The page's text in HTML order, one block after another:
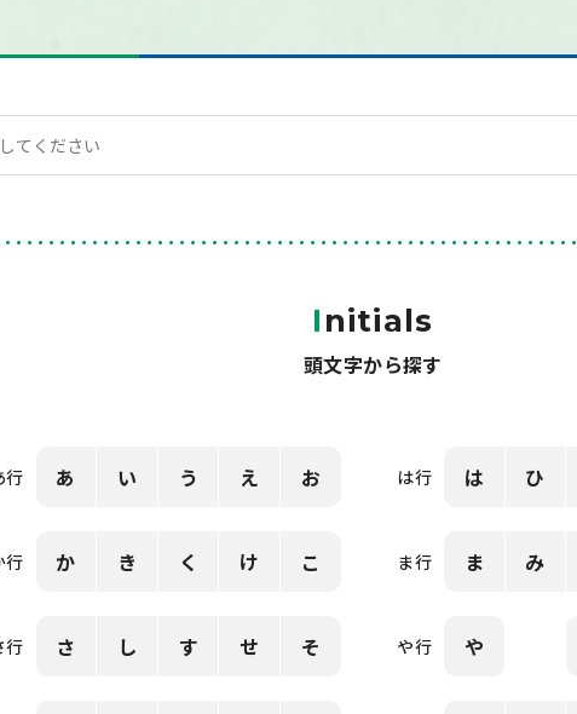
Initials
頭文字から探す
行 あ い う え お
行 か き く け こ
行 さ し す せ そ
は行 は ひ
ま行 ま み
や行 や